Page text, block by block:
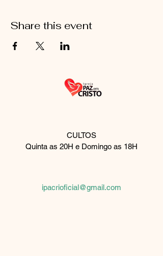
Share this event
CULTOS
Quinta as 20H e Domingo as 18H
ipacrioficial@gmail.com